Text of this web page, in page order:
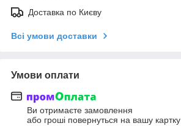
Доставка по Києву
Всі умови доставки
Умови оплати
Ви отримаєте замовлення
або гроші повернуться на вашу картку